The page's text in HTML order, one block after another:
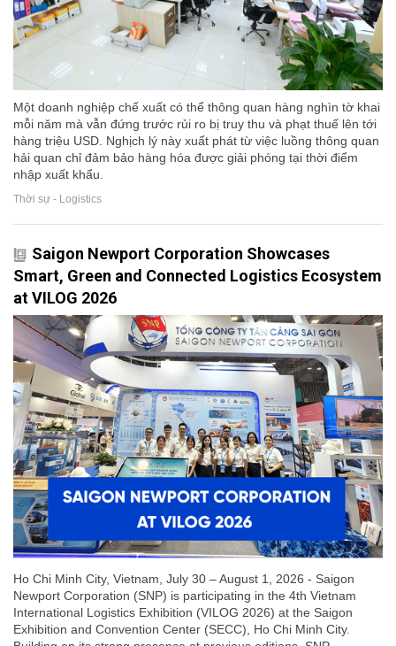
Một doanh nghiệp chế xuất có thể thông quan hàng nghìn tờ khai
mỗi năm mà vẫn đứng trước rủi ro bị truy thu và phạt thuế lên tới
hàng triệu USD. Nghịch lý này xuất phát từ việc luồng thông quan
hải quan chỉ đảm bảo hàng hóa được giải phóng tại thời điểm
nhập xuất khẩu.
Thời sự - Logistics
Saigon Newport Corporation Showcases
Smart, Green and Connected Logistics Ecosystem
at VILOG 2026
Ho Chi Minh City, Vietnam, July 30 – August 1, 2026 - Saigon
Newport Corporation (SNP) is participating in the 4th Vietnam
International Logistics Exhibition (VILOG 2026) at the Saigon
Exhibition and Convention Center (SECC), Ho Chi Minh City.